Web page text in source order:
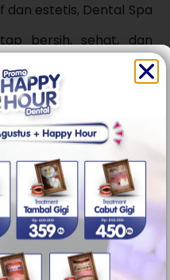
estetis, Dental Spa
bersih, sehat, dan
Terutama bagi pecinta
solusi terbaik untuk
dan bebas noda.
yang menakutkan.
Anda dan rasakan
TARS Dental Care!